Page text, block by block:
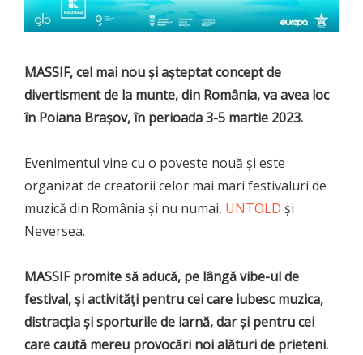
MASSIF, cel mai nou și așteptat concept de
divertisment de la munte, din România, va avea loc
în Poiana Brașov, în perioada 3-5 martie 2023.
Evenimentul vine cu o poveste nouă și este
organizat de creatorii celor mai mari festivaluri de
muzică din România și nu numai, UNTOLD și
Neversea.
MASSIF promite să aducă, pe lângă vibe-ul de
festival, și activități pentru cei care iubesc muzica,
distracția și sporturile de iarnă, dar și pentru cei
care caută mereu provocări noi alături de prieteni.